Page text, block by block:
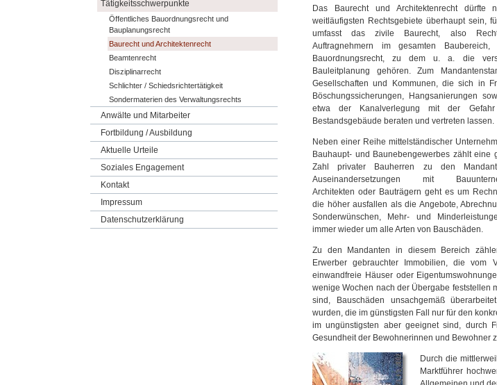
Tätigkeitsschwerpunkte
Öffentliches Bauordnungsrecht und
Bauplanungsrecht
Baurecht und Architektenrecht
Beamtenrecht
Disziplinarrecht
Schlichter / Schiedsrichtertätigkeit
Sondermaterien des Verwaltungsrechts
Anwälte und Mitarbeiter
Fortbildung / Ausbildung
Aktuelle Urteile
Soziales Engagement
Kontakt
Impressum
Datenschutzerklärung
Das Baurecht und Architektenrecht dürfte
weitläufigsten Rechtsgebiete überhaupt sein,
umfasst das zivile Baurecht, also
Auftragnehmern im gesamten
Bauordnungsrecht, zu dem u. a. die
Bauleitplanung gehören. Zum
Gesellschaften und Kommunen, die sich in
Böschungssicherungen, Hangsanierungen
etwa der Kanalverlegung mit der
Bestandsgebäude beraten und vertreten lassen.
Neben einer Reihe mittelständischer
Bauhaupt- und Baunebengewerbes zählt eine
Zahl privater Bauherren zu den
Auseinandersetzungen mit
Architekten oder Bauträgern geht es um
die höher ausfallen als die Angebote,
Sonderwünschen, Mehr- und
immer wieder um alle Arten von Bauschäden.
Zu den Mandanten in diesem Bereich
Erwerber gebrauchter Immobilien, die vom
einwandfreie Häuser oder
wenige Wochen nach der Übergabe feststellen
sind, Bauschäden unsachgemäß
wurden, die im günstigsten Fall nur für den
im ungünstigsten aber geeignet sind, durch
Gesundheit der Bewohnerinnen und Bewohner
Durch die
Marktführer